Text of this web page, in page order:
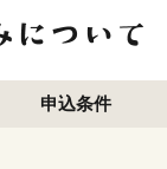
申込条件